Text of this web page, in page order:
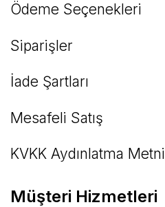
Ödeme Seçenekleri
Siparişler
İade Şartları
Mesafeli Satış
KVKK Aydınlatma Metni
Müşteri Hizmetleri